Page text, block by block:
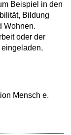
i
Beispiel in den
Bildung
Wohnen.
oder der
Mensch e.